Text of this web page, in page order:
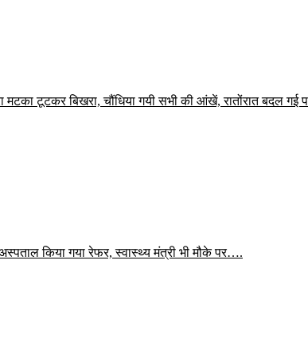
टूटकर बिखरा, चौंधिया गयी सभी की आंखें, रातोंरात बदल गई
किया गया रेफर, स्वास्थ्य मंत्री भी मौके पर….